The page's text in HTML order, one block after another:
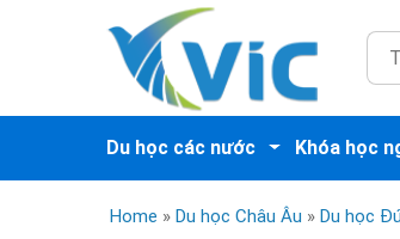
Du học các nước Khóa học
Home » Du học Châu Âu » Du học